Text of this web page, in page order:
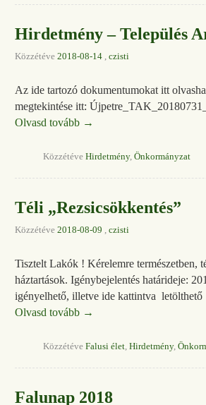
Hirdetmény – Település
Közzétéve 2018-08-14 , czisti
Az ide tartozó dokumentumokat itt
megtekintése itt:
Olvasd tovább →
Közzétéve Hirdetmény, Önkormányzat
Téli „Rezsicsökkentés”
Közzétéve 2018-08-09 czisti
Tisztelt Lakók ! Kérelemre természetben,
háztartások. Igénybejelentés határideje:
igényelhető, illetve ide kattintva
Olvasd tovább →
Közzétéve Falusi élet Hirdetmény,
Falunap 2018